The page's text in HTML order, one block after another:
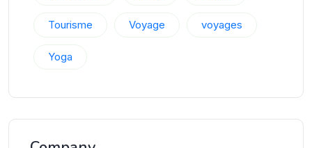
Tourisme Voyage voyages
Yoga